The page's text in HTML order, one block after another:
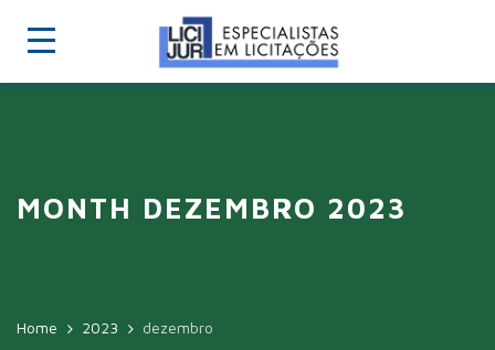
MONTH DEZEMBRO 2023
Home 2023 dezembro